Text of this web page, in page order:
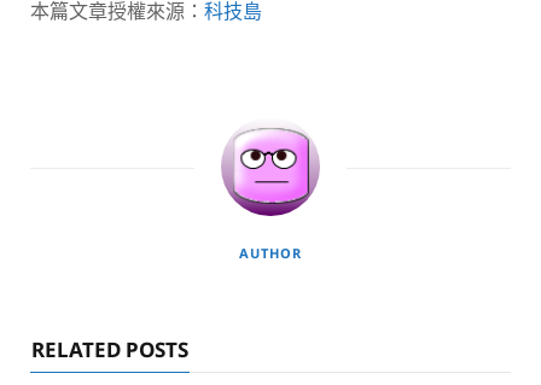
本篇文章授權來源： 科技島
AUTHOR
RELATED POSTS